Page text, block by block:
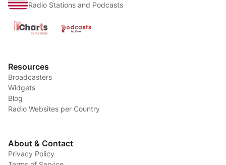
Radio Stations and Podcasts
Resources
Broadcasters
Widgets
Blog
Radio Websites per Country
About & Contact
Privacy Policy